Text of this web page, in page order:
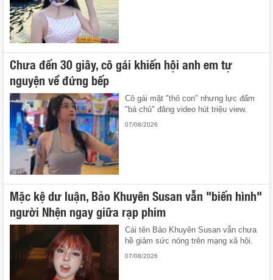
Chưa đến 30 giây, cô gái khiến hội anh em tự
nguyện về đứng bếp
Cô gái mặt "thỏ con" nhưng lực đấm
"bá chủ" đăng video hút triệu view.
07/08/2026
Mặc kệ dư luận, Bảo Khuyên Susan vẫn "biến hình"
người Nhện ngay giữa rạp phim
Cái tên Bảo Khuyên Susan vẫn chưa
hề giảm sức nóng trên mạng xã hội.
07/08/2026